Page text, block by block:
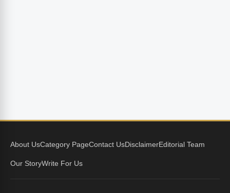
About UsCategory PageContact UsDisclaimerEditorial Team
Our StoryWrite For Us